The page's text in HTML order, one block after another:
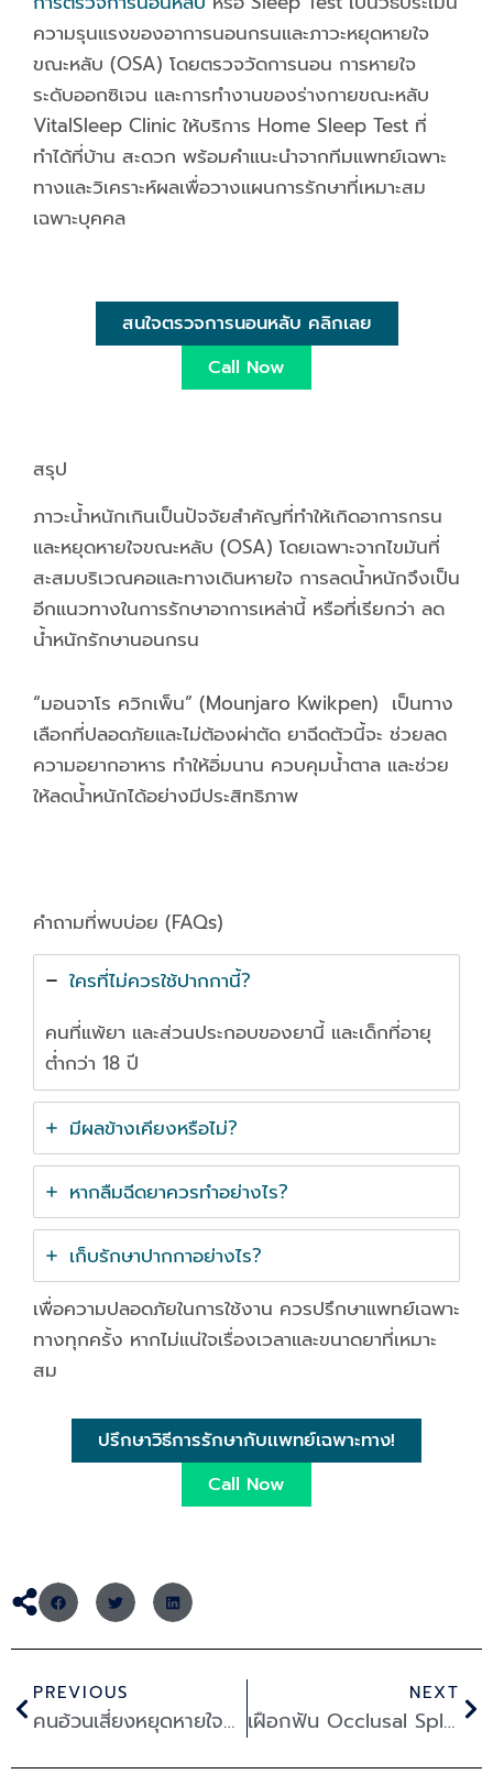
ความรุนแรงของอาการนอนกรนและภาวะหยุดหายใจ
ขณะหลับ (OSA) โดยตรวจวัดการนอน การหายใจ
ระดับออกซิเจน และการทำงานของร่างกายขณะหลับ
VitalSleep Clinic ให้บริการ Home Sleep Test ที่
ทำได้ที่บ้าน สะดวก พร้อมคำแนะนำจากทีมแพทย์เฉพาะ
ทางและวิเคราะห์ผลเพื่อวางแผนการรักษาที่เหมาะสม
เฉพาะบุคคล
สนใจตรวจการนอนหลับ คลิกเลย
Call Now
สรุป
ภาวะน้ำหนักเกินเป็นปัจจัยสำคัญที่ทำให้เกิดอาการกรน
และหยุดหายใจขณะหลับ (OSA) โดยเฉพาะจากไขมันที่
สะสมบริเวณคอและทางเดินหายใจ การลดน้ำหนักจึงเป็น
อีกแนวทางในการรักษาอาการเหล่านี้ หรือที่เรียกว่า ลด
น้ำหนักรักษานอนกรน
“มอนจาโร ควิกเพ็น” (Mounjaro Kwikpen) เป็นทาง
เลือกที่ปลอดภัยและไม่ต้องผ่าตัด ยาฉีดตัวนี้จะ ช่วยลด
ความอยากอาหาร ทำให้อิ่มนาน ควบคุมน้ำตาล และช่วย
ให้ลดน้ำหนักได้อย่างมีประสิทธิภาพ
คำถามที่พบบ่อย (FAQs)
ใครที่ไม่ควรใช้ปากกานี้?
คนที่แพ้ยา และส่วนประกอบของยานี้ และเด็กที่อายุ
ต่ำกว่า 18 ปี
มีผลข้างเคียงหรือไม่?
หากลืมฉีดยาควรทำอย่างไร?
เก็บรักษาปากกาอย่างไร?
เพื่อความปลอดภัยในการใช้งาน ควรปรึกษาแพทย์เฉพาะ
ทางทุกครั้ง หากไม่แน่ใจเรื่องเวลาและขนาดยาที่เหมาะ
สม
ปรึกษาวิธีการรักษากับเเพทย์เฉพาะทาง!
Call Now
Prev
PREVIOUS
คนอ้วนเสี่ยงหยุดหายใจขณะหลับ ปากกาลดน้ำหนักทางเลือกใหม่ ช่วยลดความเสี่ยง
NEXT
เฝือกฟัน Occlusal Splint ทางเลือกแก้นอนกรนที่คุณอาจไม่เคยรู้